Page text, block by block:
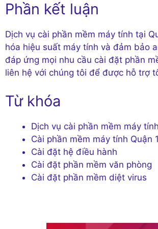
Phần kết luận
Dịch vụ cài phần mềm máy tính tại
hóa hiệu suất máy tính và đảm bảo
đáp ứng mọi nhu cầu cài đặt phần
liên hệ với chúng tôi để được hỗ trợ
Từ khóa
Dịch vụ cài phần mềm máy tính
Cài phần mềm máy tính Quận 1
Cài đặt hệ điều hành
Cài đặt phần mềm văn phòng
Cài đặt phần mềm diệt virus